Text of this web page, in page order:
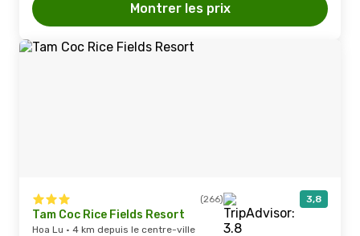
Montrer les prix
(266) 3,8
Tam Coc Rice Fields Resort
Hoa Lu · 4 km depuis le centre-ville